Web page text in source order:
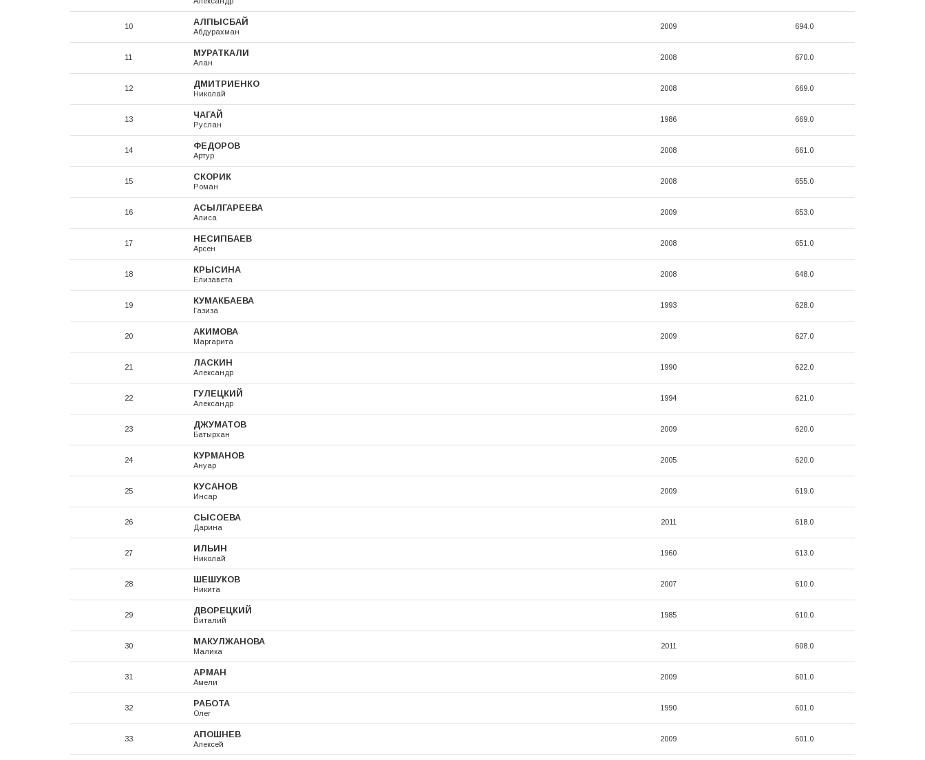
10 АЛПЫСБАЙ
Абдурахман
2009 694.0
11 МУРАТКАЛИ
Алан
2008 670.0
12 ДМИТРИЕНКО
Николай
2008 669.0
13 ЧАГАЙ
Руслан
1986 669.0
14 ФЕДОРОВ
Артур
2008 661.0
15 СКОРИК
Роман
2008 655.0
16 АСЫЛГАРЕЕВА
Алиса
2009 653.0
17 НЕСИПБАЕВ
Арсен
2008 651.0
18 КРЫСИНА
Елизавета
2008 648.0
19 КУМАКБАЕВА
Газиза
1993 628.0
20 АКИМОВА
Маргарита
2009 627.0
21 ЛАСКИН
Александр
1990 622.0
22 ГУЛЕЦКИЙ
Александр
1994 621.0
23 ДЖУМАТОВ
Батырхан
2009 620.0
24 КУРМАНОВ
Ануар
2005 620.0
25 КУСАНОВ
Инсар
2009 619.0
26 СЫСОЕВА
Дарина
2011 618.0
27 ИЛЬИН
Николай
1960 613.0
28 ШЕШУКОВ
Никита
2007 610.0
29 ДВОРЕЦКИЙ
Виталий
1985 610.0
30 МАКУЛЖАНОВА
Малика
2011 608.0
31 АРМАН
Амели
2009 601.0
32 РАБОТА
Олег
1990 601.0
33 АПОШНЕВ
Алексей
2009 601.0